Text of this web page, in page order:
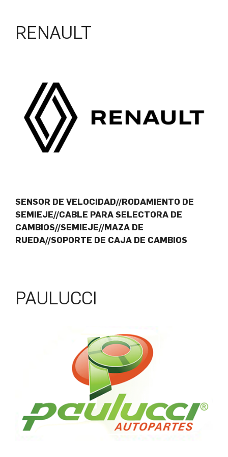
RENAULT
SENSOR DE VELOCIDAD//RODAMIENTO DE
SEMIEJE//CABLE PARA SELECTORA DE
CAMBIOS//SEMIEJE//MAZA DE
RUEDA//SOPORTE DE CAJA DE CAMBIOS
PAULUCCI